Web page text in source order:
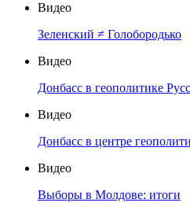
Видео
Зеленский ≠ Голобородько
Видео
Донбасс в геополитике
Видео
Донбасс в центре
Видео
Выборы в Молдове: итоги